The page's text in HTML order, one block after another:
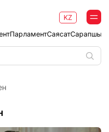
ПарламентСаясат
KZ